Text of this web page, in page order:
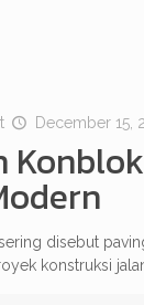
December 15,
disebut
konstruksi